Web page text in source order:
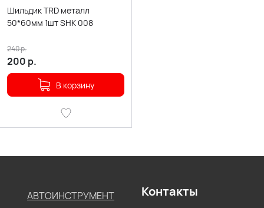
Шильдик TRD металл
50*60мм 1шт SHK 008
200 р.
240р.
В корзину
АВТОИНСТРУМЕНТ
Контакты